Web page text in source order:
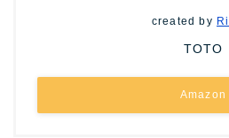
created by
TOTO
Amazon